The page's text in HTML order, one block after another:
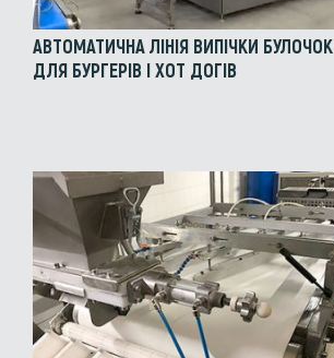
АВТОМАТИЧНА ЛІНІЯ ВИПІЧКИ БУЛОЧОК
ДЛЯ БУРГЕРІВ І ХОТ ДОГІВ